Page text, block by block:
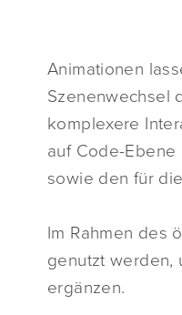
Animationen
Szenenwechsel
komplexere
auf Code-Ebene
sowie den für
Im Rahmen des
genutzt werden,
ergänzen.